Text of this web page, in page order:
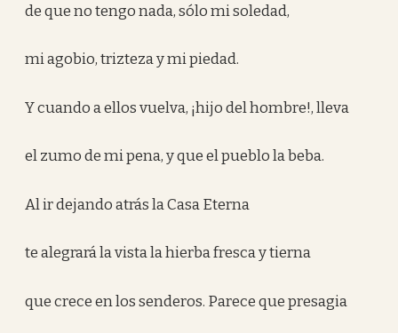
de que no tengo nada, sólo mi soledad,
mi agobio, trizteza y mi piedad.
Y cuando a ellos vuelva, ¡hijo del hombre!, lleva
el zumo de mi pena, y que el pueblo la beba.
Al ir dejando atrás la Casa Eterna
te alegrará la vista la hierba fresca y tierna
que crece en los senderos. Parece que presagia